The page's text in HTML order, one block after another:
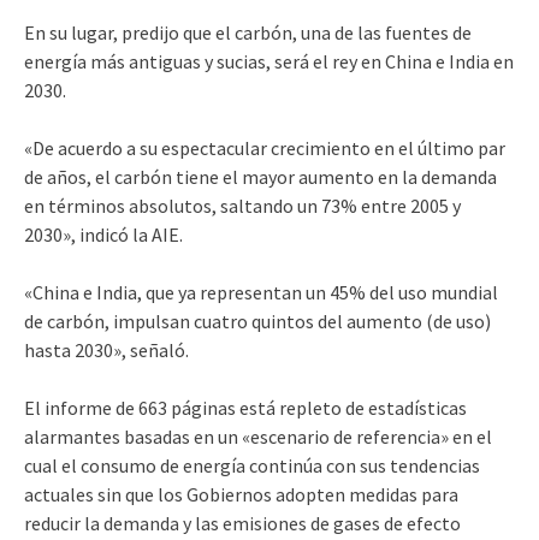
En su lugar, predijo que el carbón, una de las fuentes de
energía más antiguas y sucias, será el rey en China e India en
2030.
«De acuerdo a su espectacular crecimiento en el último par
de años, el carbón tiene el mayor aumento en la demanda
en términos absolutos, saltando un 73% entre 2005 y
2030», indicó la AIE.
«China e India, que ya representan un 45% del uso mundial
de carbón, impulsan cuatro quintos del aumento (de uso)
hasta 2030», señaló.
El informe de 663 páginas está repleto de estadísticas
alarmantes basadas en un «escenario de referencia» en el
cual el consumo de energía continúa con sus tendencias
actuales sin que los Gobiernos adopten medidas para
reducir la demanda y las emisiones de gases de efecto